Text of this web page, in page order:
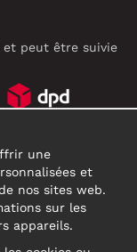
et peut être suivie
une
et
nos sites web.
sur les
appareils.